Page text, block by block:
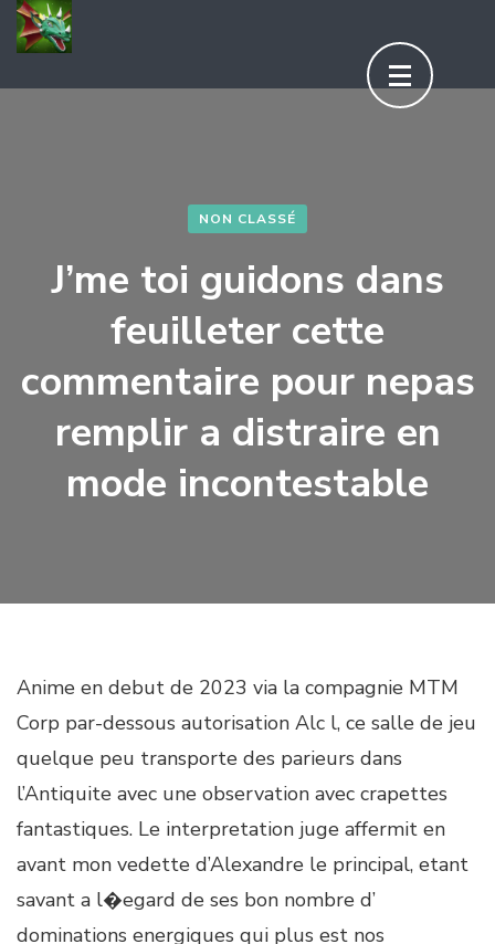
Aller
au
contenu
NON CLASSÉ
J’me toi guidons dans
feuilleter cette
commentaire pour nepas
remplir a distraire en
mode incontestable
Anime en debut de 2023 via la compagnie MTM
Corp par-dessous autorisation Alc l, ce salle de jeu
quelque peu transporte des parieurs dans
l’Antiquite avec une observation avec crapettes
fantastiques. Le interpretation juge affermit en
avant mon vedette d’Alexandre le principal, etant
savant a l�egard de ses bon nombre d’
dominations energiques qui plus est nos